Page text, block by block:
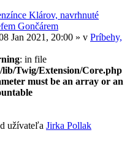
Klárov, navrhnuté
Gončárem
Jan 2021, 20:00 » v Príbehy,
: in file
Twig/Extension/Core.php
must be an array or an
užívateľa Jirka Pollak